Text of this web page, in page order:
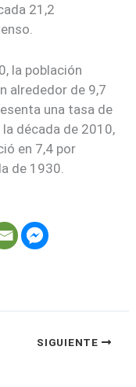
21,2
la población
alrededor de 9,7
una tasa de
década de 2010,
en 7,4 por
de 1930.
SIGUIENTE